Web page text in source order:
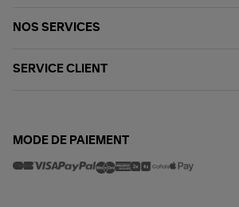
NOS SERVICES
SERVICE CLIENT
MODE DE PAIEMENT